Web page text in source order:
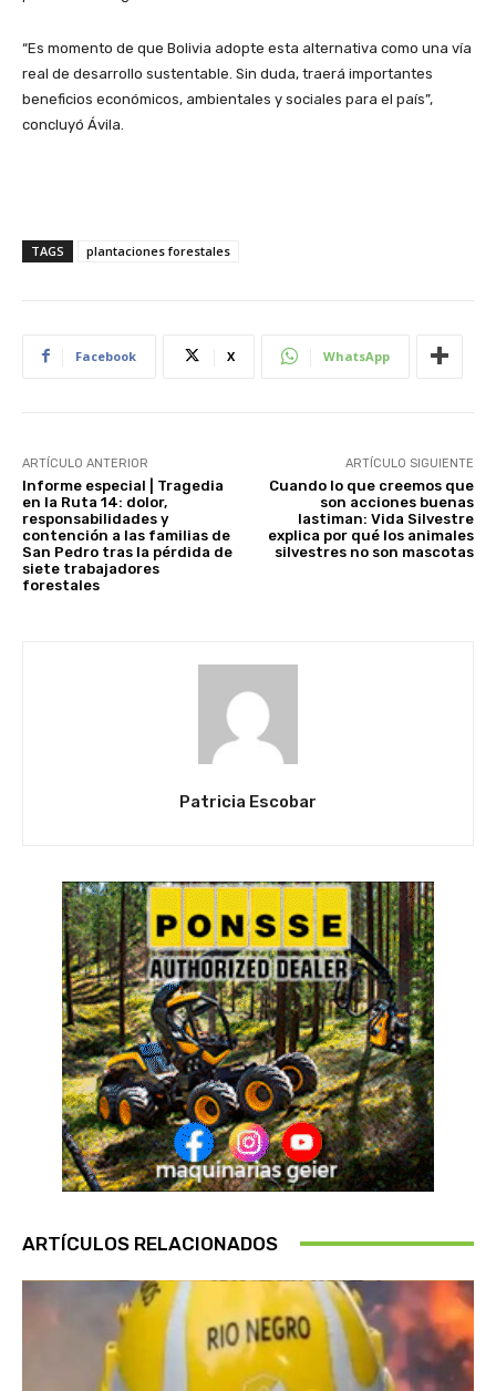
“Es momento de que Bolivia adopte esta alternativa como una vía
real de desarrollo sustentable. Sin duda, traerá importantes
beneficios económicos, ambientales y sociales para el país”,
concluyó Ávila.
TAGS plantaciones forestales
Facebook X WhatsApp
ARTÍCULO ANTERIOR
Informe especial | Tragedia
en la Ruta 14: dolor,
responsabilidades y
contención a las familias de
San Pedro tras la pérdida de
siete trabajadores
forestales
ARTÍCULO SIGUIENTE
Cuando lo que creemos que
son acciones buenas
lastiman: Vida Silvestre
explica por qué los animales
silvestres no son mascotas
Patricia Escobar
ARTÍCULOS RELACIONADOS